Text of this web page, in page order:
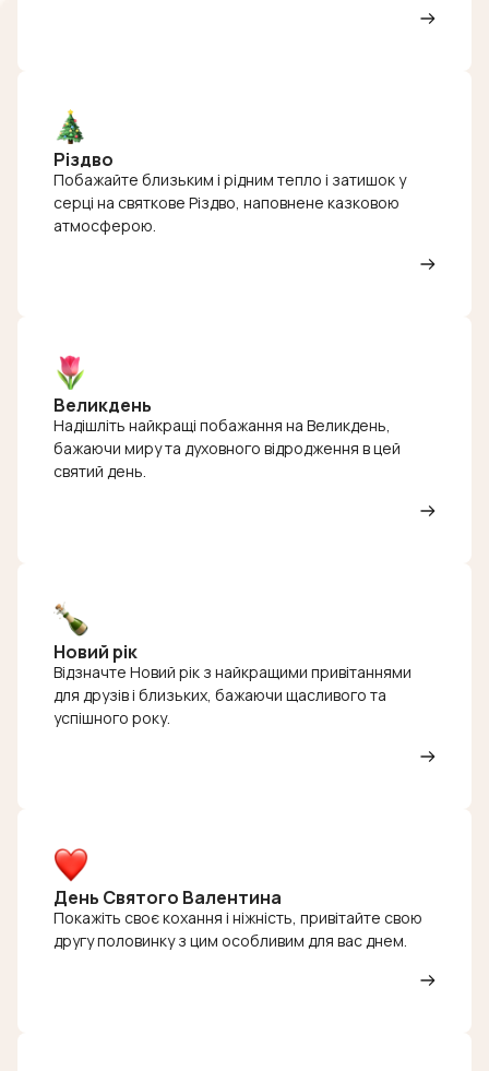
Різдво
Побажайте близьким і рідним тепло і затишок у
серці на святкове Різдво, наповнене казковою
атмосферою.
Великдень
Надішліть найкращі побажання на Великдень,
бажаючи миру та духовного відродження в цей
святий день.
Новий рік
Відзначте Новий рік з найкращими привітаннями
для друзів і близьких, бажаючи щасливого та
успішного року.
День Святого Валентина
Покажіть своє кохання і ніжність, привітайте свою
другу половинку з цим особливим для вас днем.